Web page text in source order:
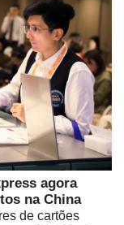
agora
na China
de cartões